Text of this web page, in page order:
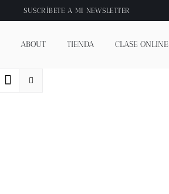
SUSCRÍBETE A MI NEWSLETTER
ABOUT TIENDA CLASE ONLINE